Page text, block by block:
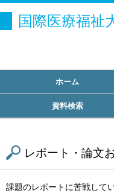
国際医療福祉
ホーム
資料検索
レポート・論文
課題のレポートに苦戦して